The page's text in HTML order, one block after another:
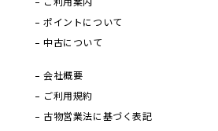
ポイントについて
中古について
会社概要
ご利用規約
古物営業法に基づく表記